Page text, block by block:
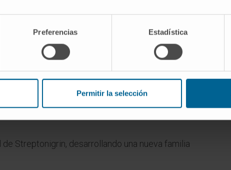
Preferencias Estadística
Permitir la selección
Marie Curie, Universidad de Sheffield
Streptonigrin, desarrollando una nueva familia